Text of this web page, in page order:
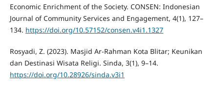
Economic Enrichment of the Society. CONSEN: Indonesian
Journal of Community Services and Engagement, 4(1), 127–
134. https://doi.org/10.57152/consen.v4i1.1327
Rosyadi, Z. (2023). Masjid Ar-Rahman Kota Blitar; Keunikan
dan Destinasi Wisata Religi. Sinda, 3(1), 9–14.
https://doi.org/10.28926/sinda.v3i1